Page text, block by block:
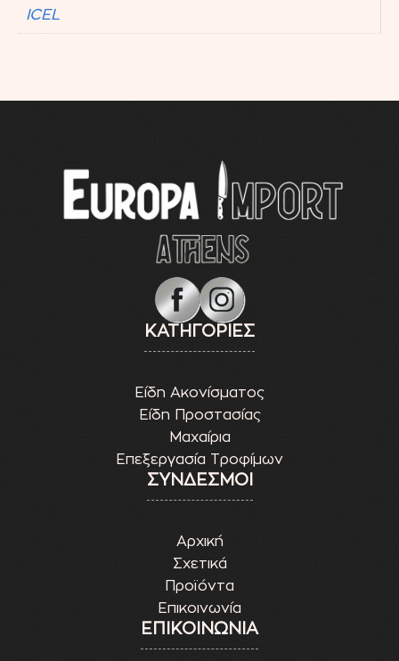
ICEL
ΚΑΤΗΓΟΡΙΕΣ
Είδη Ακονίσματος
Είδη Προστασίας
Μαχαίρια
Επεξεργασία Τροφίμων
ΣΥΝΔΕΣΜΟΙ
Αρχική
Σχετικά
Προϊόντα
Επικοινωνία
ΕΠΙΚΟΙΝΩΝΙΑ